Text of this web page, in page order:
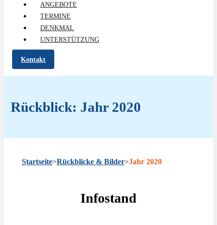
ANGEBOTE
TERMINE
DENKMAL
UNTERSTÜTZUNG
Kontakt
Rückblick: Jahr 2020
Startseite>Rückblicke & Bilder>Jahr 2020
Infostand